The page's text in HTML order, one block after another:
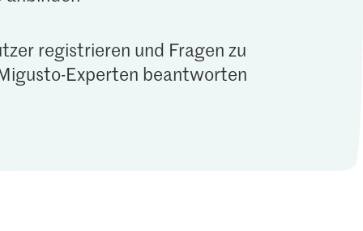
registrieren und Fragen zu
Experten beantworten